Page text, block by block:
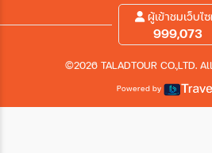
ผู้เข้าชมเว็บไ
999,073
©2026 TALADTOUR CO.,LTD.
Powered by